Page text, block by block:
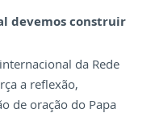
devemos construir
da Rede
a reflexão,
de oração do Papa